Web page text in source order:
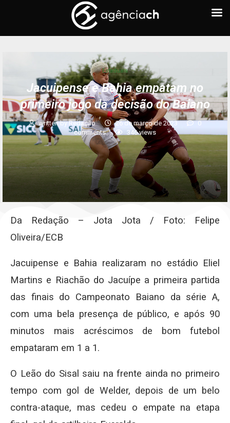
Estaduais
Jacuipense e Bahia empatam no
primeiro jogo da decisão do Baiano
written byRedação 26 de março de 2023
0
comments
346views
Da Redação – Jota Jota / Foto: Felipe
Oliveira/ECB
Jacuipense e Bahia realizaram no estádio Eliel
Martins e Riachão do Jacuípe a primeira partida
das finais do Campeonato Baiano da série A,
com uma bela presença de público, e após 90
minutos mais acréscimos de bom futebol
empataram em 1 a 1.
O Leão do Sisal saiu na frente ainda no primeiro
tempo com gol de Welder, depois de um belo
contra-ataque, mas cedeu o empate na etapa